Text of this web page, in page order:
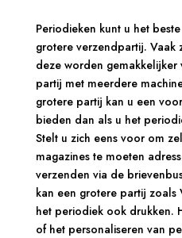
Periodieken kunt u het
grotere verzendpartij. Vaak
deze worden
partij met meerdere
grotere partij kan u een
bieden dan als u het
Stelt u zich eens voor om
magazines te moeten
verzenden via de
kan een grotere partij
het periodiek ook drukken.
of het personaliseren van